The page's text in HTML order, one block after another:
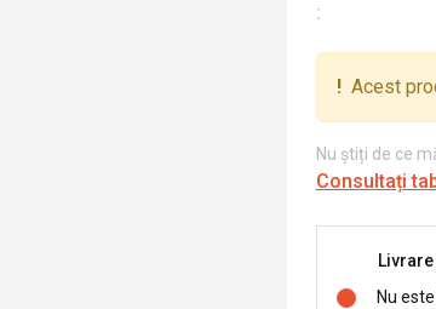
:
! Acest
Nu știți de ce
Consultați
Nu